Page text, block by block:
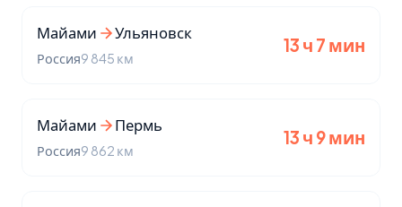
Майами Ульяновск
Россия9 845 км
13 ч 7 мин
Майами Пермь
Россия9 862 км
13 ч 9 мин